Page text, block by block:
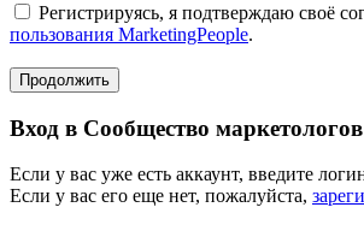
Регистрируясь, я подтверждаю своё
пользования MarketingPeople.
Продолжить
Вход в Сообщество маркетологов
Если у вас уже есть аккаунт, введите
Если у вас его еще нет, пожалуйста,